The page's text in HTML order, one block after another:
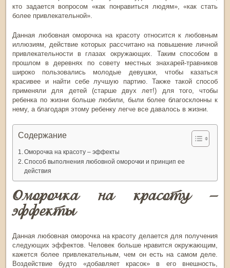
кто задается вопросом «как понравиться людям», «как стать
более привлекательной».
Данная любовная оморочка на красоту относится к любовным
иллюзиям, действие которых рассчитано на повышение личной
привлекательности в глазах окружающих. Таким способом в
прошлом в деревнях по совету местных знахарей-травников
широко пользовались молодые девушки, чтобы казаться
красивее и найти себе лучшую партию. Также такой способ
применяли для детей (старше двух лет!) для того, чтобы
ребенка по жизни больше любили, были более благосклонны к
нему, а благодаря этому ребенку легче все давалось в жизни.
Содержание
Оморочка на красоту – эффекты
Способ выполнения любовной оморочки и принцип ее
действия
Оморочка на красоту –
эффекты
Данная любовная оморочка на красоту делается для получения
следующих эффектов. Человек больше нравится окружающим,
кажется более привлекательным, чем он есть на самом деле.
Воздействие будто «добавляет красок» в его внешность,